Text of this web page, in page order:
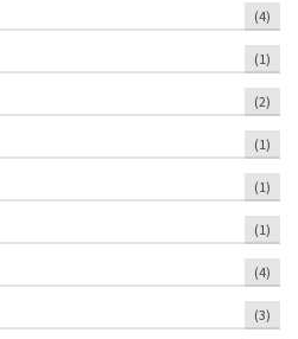
(4)
(1)
(2)
(1)
(1)
(1)
(4)
(3)